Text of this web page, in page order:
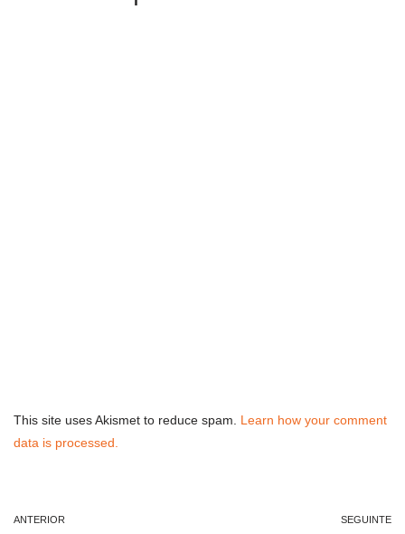
This site uses Akismet to reduce spam. Learn how your comment
data is processed.
ANTERIOR SEGUINTE